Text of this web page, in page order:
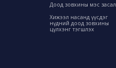
Доод зовхины мэс засал
Хижээл насанд үүсдэг
нүдний доод зовхины
цүлхэнг тэгшлэх